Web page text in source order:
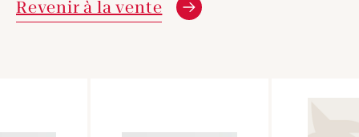
Revenir à la vente